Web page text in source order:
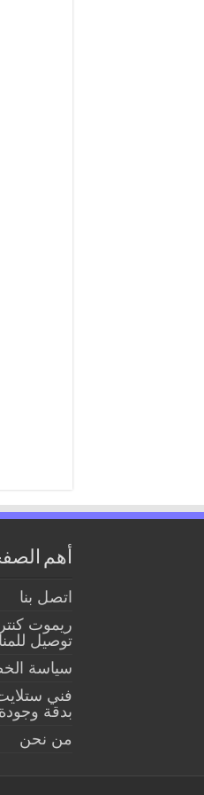
أهم
اتصل بنا
ريموت
توصيل
سياسة
فني
بدقة
من نحن